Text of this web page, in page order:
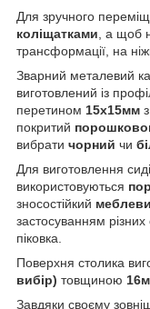
Для зручного
коліщатками , а щоб
трансформації, на
Зварний металевий
виготовлений із
перетином 15х15мм
покритий
вибрати чорний чи
Для виготовлення
використовуються
зносостійкий
застосуванням
піковка.
Поверхня столика
вибір) товщиною
Завдяки своєму